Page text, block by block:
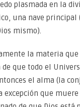
plasmada en la
una nave principal
mismo).
la materia
que todo el
el alma (la
que